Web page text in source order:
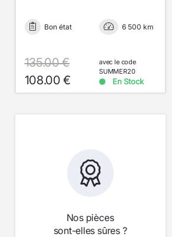
Bon état 6 500 km
135.00 €
108.00 €
avec le code
SUMMER20
En Stock
Nos pièces
sont-elles sûres ?